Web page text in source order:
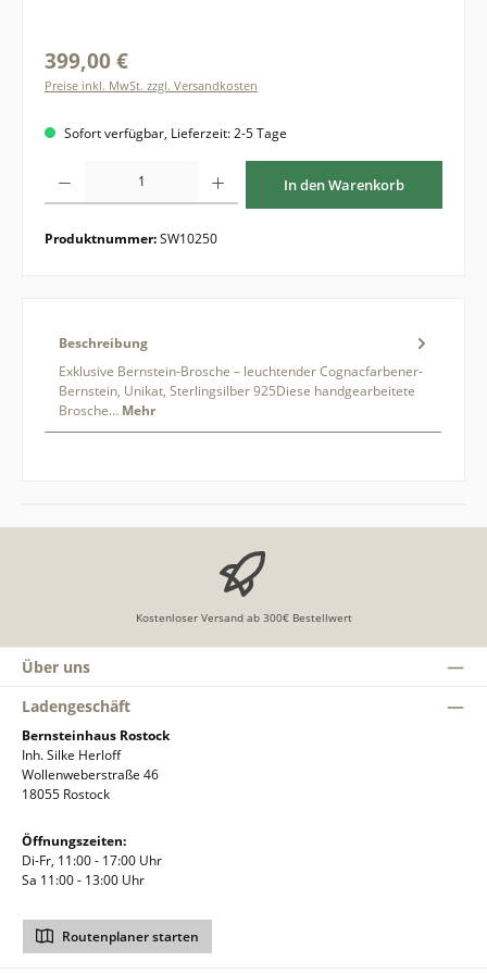
399,00 €
Preise inkl. MwSt. zzgl. Versandkosten
Sofort verfügbar, Lieferzeit: 2-5 Tage
In den Warenkorb
Produktnummer:SW10250
Beschreibung
Exklusive Bernstein-Brosche – leuchtender Cognacfarbener-
Bernstein, Unikat, Sterlingsilber 925Diese handgearbeitete
Brosche… Mehr
Kostenloser Versand ab 300€ Bestellwert
Über uns
Ladengeschäft
Bernsteinhaus Rostock
Inh. Silke Herloff
Wollenweberstraße 46
18055 Rostock
Öffnungszeiten:
Di-Fr, 11:00 - 17:00 Uhr
Sa 11:00 - 13:00 Uhr
Routenplaner starten